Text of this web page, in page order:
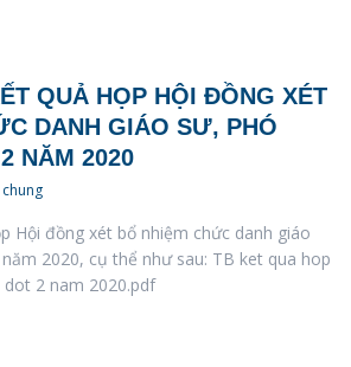
QUẢ HỌP HỘI ĐỒNG XÉT
DANH GIÁO SƯ, PHÓ
NĂM 2020
Hội đồng xét bổ nhiệm chức danh giáo
2020, cụ thể như sau: TB ket qua hop
dot 2 nam 2020.pdf